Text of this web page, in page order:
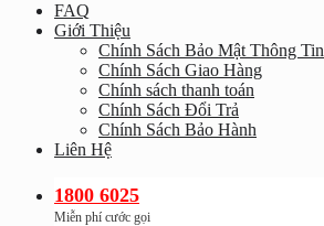
FAQ
Giới Thiệu
Chính Sách Bảo Mật Thông Tin
Chính Sách Giao Hàng
Chính sách thanh toán
Chính Sách Đổi Trả
Chính Sách Bảo Hành
Liên Hệ
1800 6025
Miễn phí cước gọi